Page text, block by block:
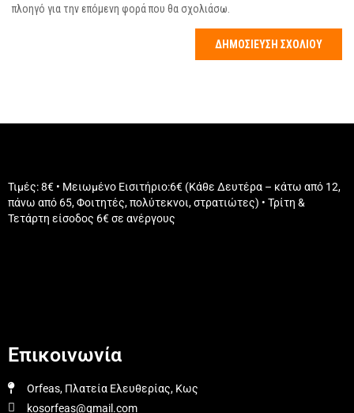
πλοηγό για την επόμενη φορά που θα σχολιάσω.
Τιμές: 8€ • Μειωμένο Εισιτήριο:6€ (Κάθε Δευτέρα – κάτω από 12,
πάνω από 65, Φοιτητές, πολύτεκνοι, στρατιώτες) • Τρίτη &
Τετάρτη είσοδος 6€ σε ανέργους
Επικοινωνία
Orfeas, Πλατεία Ελευθερίας, Κως
kosorfeas@gmail.com